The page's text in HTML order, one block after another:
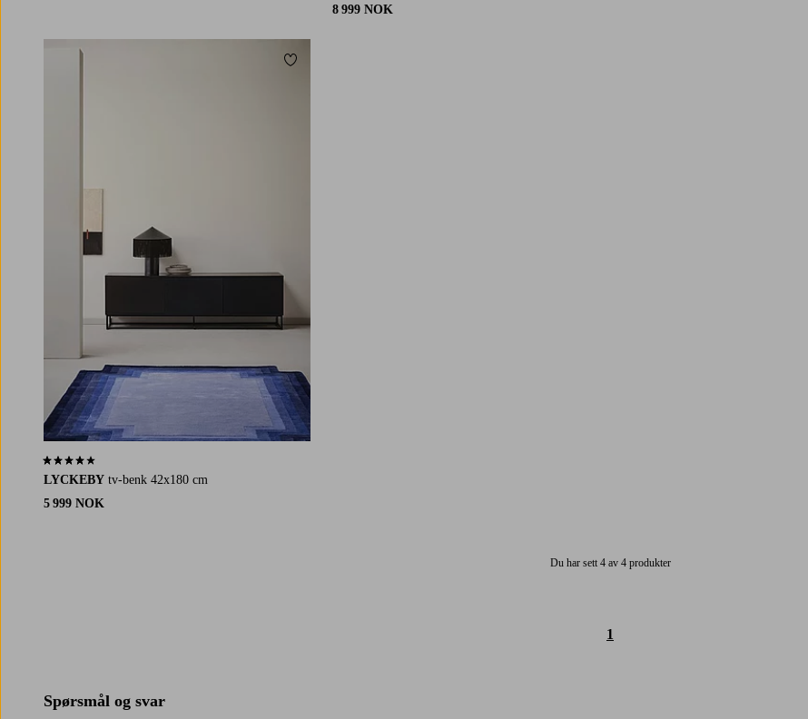
8 999 NOK
LYCKEBY tv-benk 42x180 cm
5 999 NOK
3,8 basert på 58 karaktergivninger
Legg til favoritter
Du har sett 4 av 4 produkter
1
Spørsmål og svar